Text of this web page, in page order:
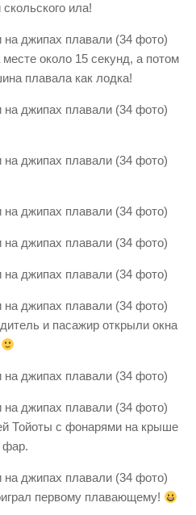
ила!
около 15 секунд, а потом
плавала как лодка!
и пасажир открыли окна
Тойоты с фонарями на крыше
фар.
первому плавающему!